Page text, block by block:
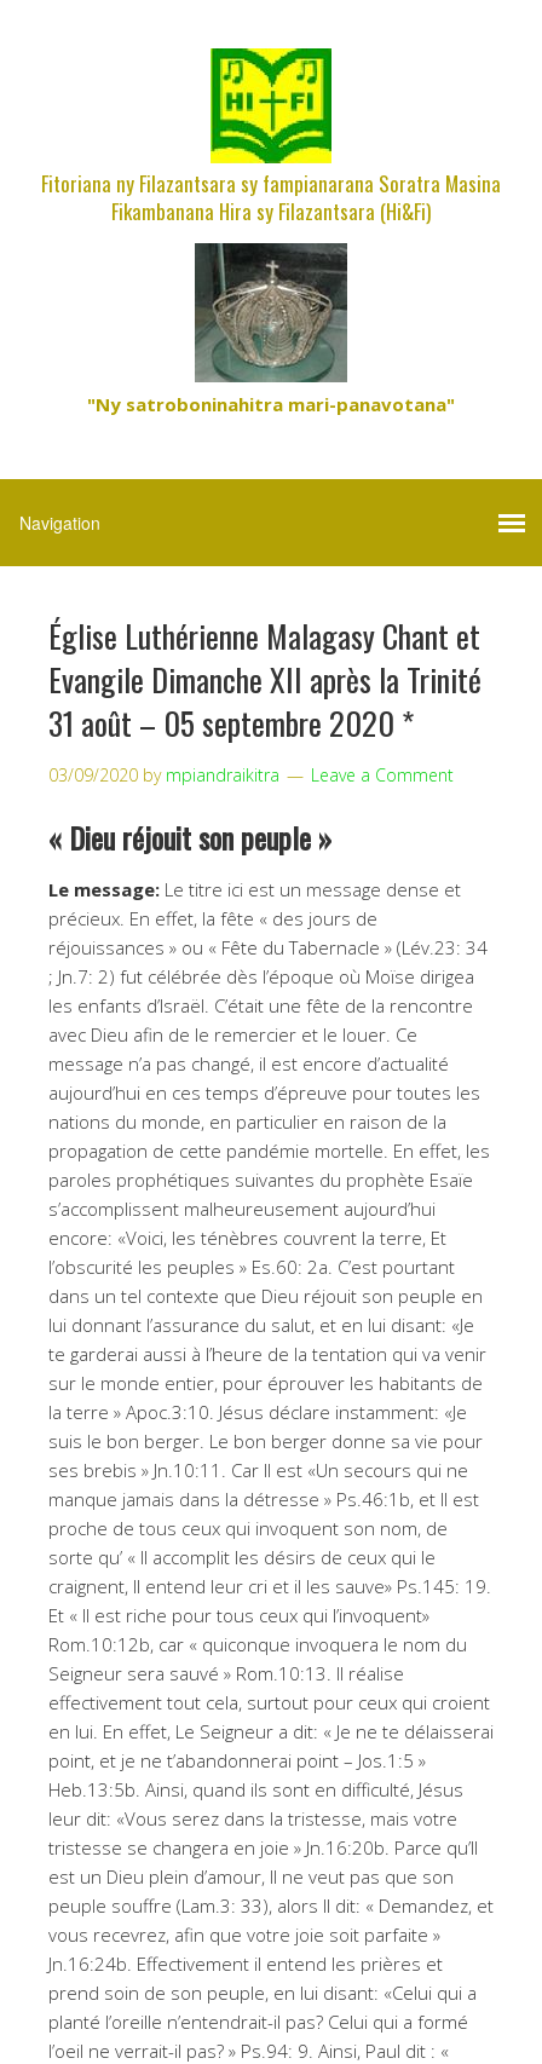
Fitoriana ny Filazantsara sy fampianarana Soratra Masina
Fikambanana Hira sy Filazantsara (Hi&Fi)
"Ny satroboninahitra mari-panavotana"
Église Luthérienne Malagasy Chant et
Evangile Dimanche XII après la Trinité
31 août – 05 septembre 2020 *
03/09/2020 by mpiandraikitra Leave a Comment
« Dieu réjouit son peuple »
Le message: Le titre ici est un message dense et
précieux. En effet, la fête « des jours de
réjouissances » ou « Fête du Tabernacle » (Lév.23: 34
; Jn.7: 2) fut célébrée dès l’époque où Moïse dirigea
les enfants d’Israël. C’était une fête de la rencontre
avec Dieu afin de le remercier et le louer. Ce
message n’a pas changé, il est encore d’actualité
aujourd’hui en ces temps d’épreuve pour toutes les
nations du monde, en particulier en raison de la
propagation de cette pandémie mortelle. En effet, les
paroles prophétiques suivantes du prophète Esaïe
s’accomplissent malheureusement aujourd’hui
encore: «Voici, les ténèbres couvrent la terre, Et
l’obscurité les peuples » Es.60: 2a. C’est pourtant
dans un tel contexte que Dieu réjouit son peuple en
lui donnant l’assurance du salut, et en lui disant: «Je
te garderai aussi à l’heure de la tentation qui va venir
sur le monde entier, pour éprouver les habitants de
la terre » Apoc.3:10. Jésus déclare instamment: «Je
suis le bon berger. Le bon berger donne sa vie pour
ses brebis » Jn.10:11. Car Il est «Un secours qui ne
manque jamais dans la détresse » Ps.46:1b, et Il est
proche de tous ceux qui invoquent son nom, de
sorte qu’ « Il accomplit les désirs de ceux qui le
craignent, Il entend leur cri et il les sauve» Ps.145: 19.
Et « Il est riche pour tous ceux qui l’invoquent»
Rom.10:12b, car « quiconque invoquera le nom du
Seigneur sera sauvé » Rom.10:13. Il réalise
effectivement tout cela, surtout pour ceux qui croient
en lui. En effet, Le Seigneur a dit: « Je ne te délaisserai
point, et je ne t’abandonnerai point – Jos.1:5 »
Heb.13:5b. Ainsi, quand ils sont en difficulté, Jésus
leur dit: «Vous serez dans la tristesse, mais votre
tristesse se changera en joie » Jn.16:20b. Parce qu’Il
est un Dieu plein d’amour, Il ne veut pas que son
peuple souffre (Lam.3: 33), alors Il dit: « Demandez, et
vous recevrez, afin que votre joie soit parfaite »
Jn.16:24b. Effectivement il entend les prières et
prend soin de son peuple, en lui disant: «Celui qui a
planté l’oreille n’entendrait-il pas? Celui qui a formé
l’oeil ne verrait-il pas? » Ps.94: 9. Ainsi, Paul dit : «